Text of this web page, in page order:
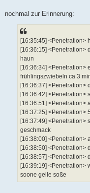
nochmal zur Erinnerung:
[16:35:45] <Penetration>
[16:36:15] <Penetration>
haun
[16:36:34] <Penetration>
frühlingszwiebeln ca 3
[16:36:37] <Penetration>
[16:36:42] <Penetration>
[16:36:51] <Penetration>
[16:37:25] <Penetration>
[16:37:49] <Penetration>
geschmack
[16:38:00] <Penetration>
[16:38:50] <Penetration>
[16:38:57] <Penetration>
[16:39:19] <Penetration>
soone geile soße